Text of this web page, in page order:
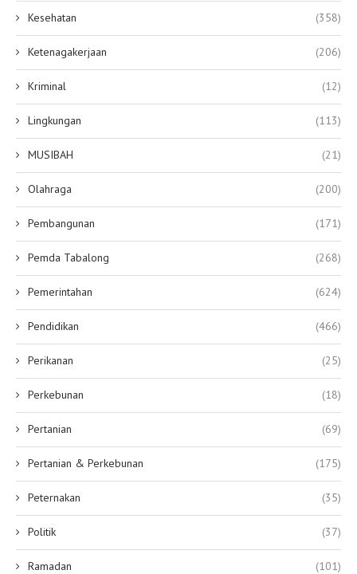
Kesehatan (358)
Ketenagakerjaan (206)
Kriminal (12)
Lingkungan (113)
MUSIBAH (21)
Olahraga (200)
Pembangunan (171)
Pemda Tabalong (268)
Pemerintahan (624)
Pendidikan (466)
Perikanan (25)
Perkebunan (18)
Pertanian (69)
Pertanian & Perkebunan (175)
Peternakan (35)
Politik (37)
Ramadan (101)